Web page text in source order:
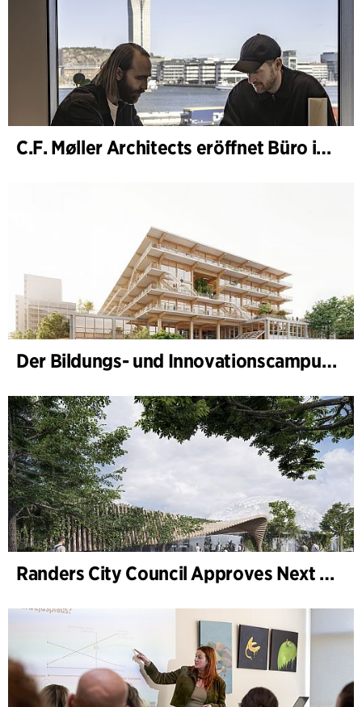
C.F. Møller Architects eröffnet Büro in Göteborg
Der Bildungs- und Innovationscampus (BIC) nimmt Gestalt an
Randers City Council Approves Next Phase of Randers Regnskov (Tropical Zoo) Expansion